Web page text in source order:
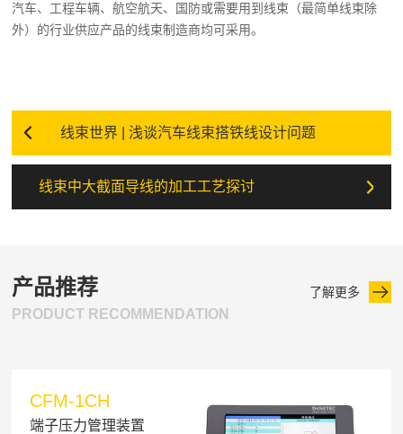
汽车、工程车辆、航空航天、国防或需要用到线束（最简单线束除
外）的行业供应产品的线束制造商均可采用。
线束世界 | 浅谈汽车线束搭铁线设计问题
线束中大截面导线的加工工艺探讨
产品推荐
PRODUCT RECOMMENDATION
了解更多
CFM-1CH
端子压力管理装置